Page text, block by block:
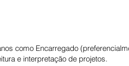
como Encarregado
e interpretação de projetos.